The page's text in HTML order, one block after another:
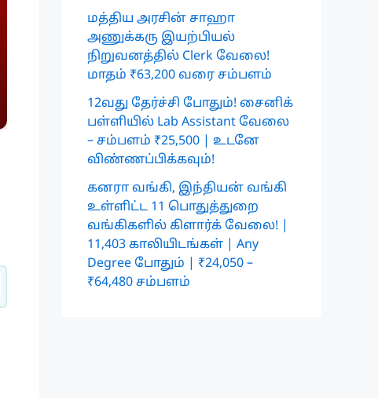
மத்திய அரசின் சாஹா
அணுக்கரு இயற்பியல்
நிறுவனத்தில் Clerk வேலை!
மாதம் ₹63,200 வரை சம்பளம்
12வது தேர்ச்சி போதும்! சைனிக்
பள்ளியில் Lab Assistant வேலை
– சம்பளம் ₹25,500 | உடனே
விண்ணப்பிக்கவும்!
கனரா வங்கி, இந்தியன் வங்கி
உள்ளிட்ட 11 பொதுத்துறை
வங்கிகளில் கிளார்க் வேலை! |
11,403 காலியிடங்கள் | Any
Degree போதும் | ₹24,050 –
₹64,480 சம்பளம்